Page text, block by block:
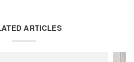
ARTICLES